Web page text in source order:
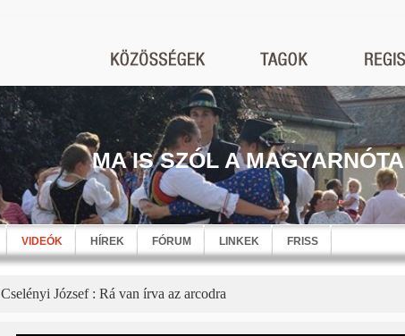
MA IS SZÓL A MAGYARNÓTA
VIDEÓK HÍREK FÓRUM LINKEK FRISS
Cselényi József : Rá van írva az arcodra